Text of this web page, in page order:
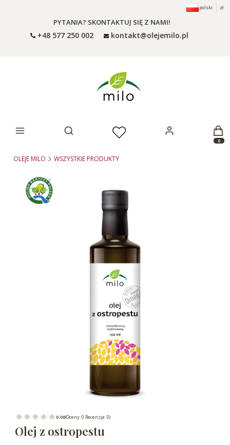
polski zł
PYTANIA? SKONTAKTUJ SIĘ Z NAMI!
+48 577 250 002 kontakt@olejemilo.pl
Otwórz wyszukiwarkę
OLEJE MILO WSZYSTKIE PRODUKTY
0.00(Oceny: 0 Recenzje: 0)
Olej z ostropestu